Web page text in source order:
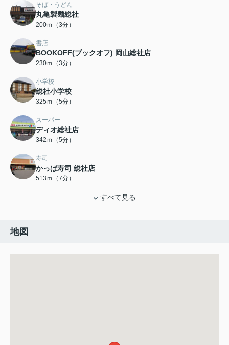
そば・うどん
丸亀製麺総社
200ｍ（3分）
書店
BOOKOFF(ブックオフ) 岡山総社店
230ｍ（3分）
小学校
総社小学校
325ｍ（5分）
スーパー
ディオ総社店
342ｍ（5分）
寿司
かっぱ寿司 総社店
513ｍ（7分）
すべて見る
地図